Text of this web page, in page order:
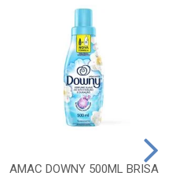
AMAC DOWNY 500ML BRISA